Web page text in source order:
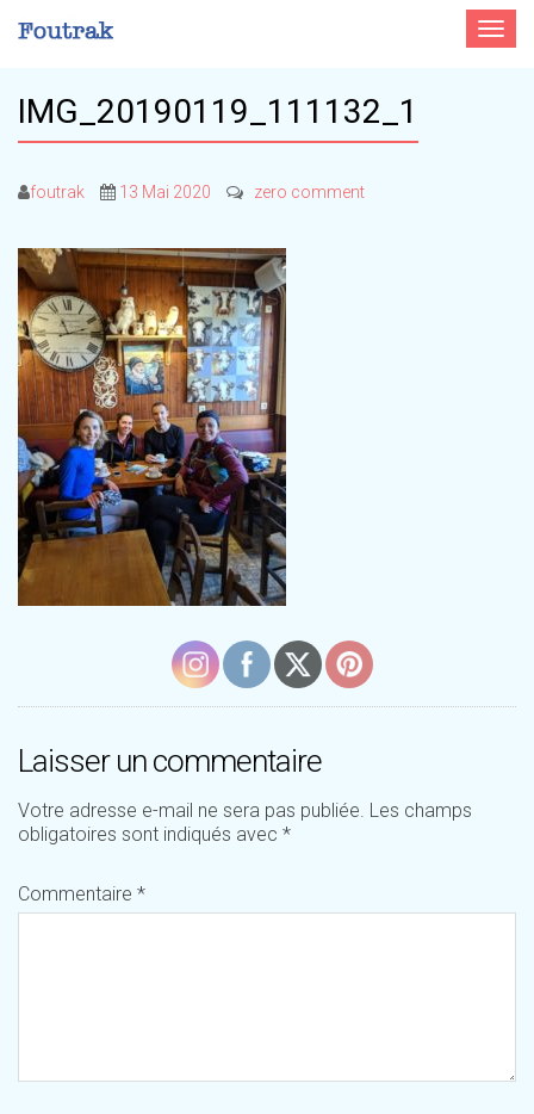
Toggle
IMG_20190119_111132_1
foutrak 13 Mai 2020 zero comment
Laisser un commentaire
Votre adresse e-mail ne sera pas publiée. Les champs
obligatoires sont indiqués avec *
Commentaire *